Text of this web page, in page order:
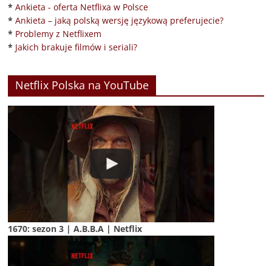
* Ankieta - oferta Netflixa w Polsce
* Ankieta – jaką polską wersję językową preferujecie?
* Problemy z Netflixem
* Jakich brakuje filmów i seriali?
Netflix Polska na YouTube
1670: sezon 3 | A.B.B.A | Netflix